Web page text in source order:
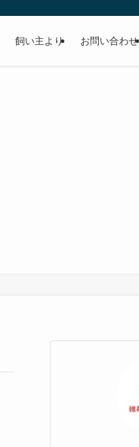
飼い主より お問い合わせ